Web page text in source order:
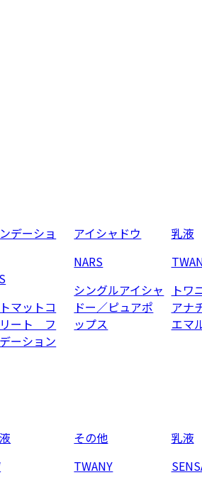
デーショ
マットコ
ート フ
ーション
アイシャドウ
NARS
シングルアイシャ
ドー／ピュアポ
ップス
乳液
ト
アナ
エマ
その他
TWANY
乳液